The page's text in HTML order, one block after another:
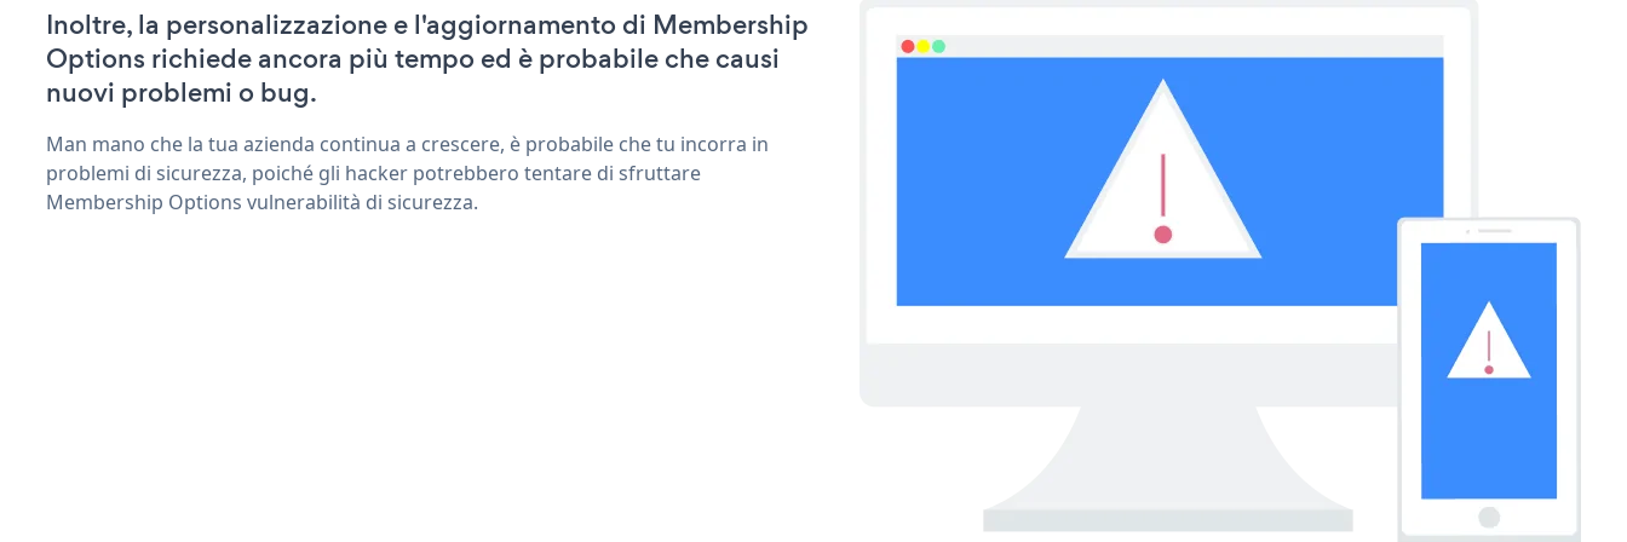
Inoltre, la personalizzazione e l'aggiornamento di Membership
Options richiede ancora più tempo ed è probabile che causi
nuovi problemi o bug.
Man mano che la tua azienda continua a crescere, è probabile che tu incorra in
problemi di sicurezza, poiché gli hacker potrebbero tentare di sfruttare
Membership Options vulnerabilità di sicurezza.